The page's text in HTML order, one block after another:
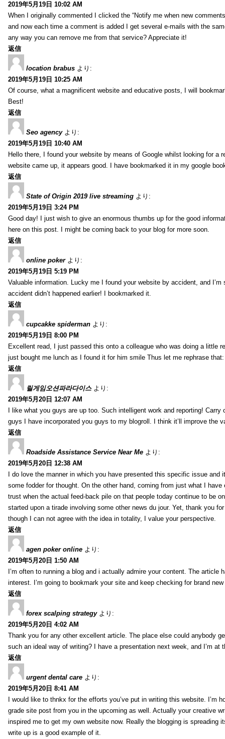
2019年5月19日 10:02 AM
When I originally commented I clicked the “Notify me when new
and now each time a comment is added I get several e-mails with the
any way you can remove me from that service? Appreciate it!
返信
location brabus より:
2019年5月19日 10:25 AM
Of course, what a magnificent website and educative posts, I will
Best!
返信
Seo agency より:
2019年5月19日 10:40 AM
Hello there, I found your website by means of Google whilst looking for a
website came up, it appears good. I have bookmarked it in my google
返信
State of Origin 2019 live streaming より:
2019年5月19日 3:24 PM
Good day! I just wish to give an enormous thumbs up for the good
here on this post. I might be coming back to your blog for more soon.
返信
online poker より:
2019年5月19日 5:19 PM
Valuable information. Lucky me I found your website by accident, and I’m
accident didn’t happened earlier! I bookmarked it.
返信
cupcakke spiderman より:
2019年5月19日 8:00 PM
Excellent read, I just passed this onto a colleague who was doing a little
just bought me lunch as I found it for him smile Thus let me rephrase
返信
릴게임오션파라다이스 より:
2019年5月20日 12:07 AM
I like what you guys are up too. Such intelligent work and reporting! Carry
guys I have incorporated you guys to my blogroll. I think it’ll improve the
返信
Roadside Assistance Service Near Me より:
2019年5月20日 12:38 AM
I do love the manner in which you have presented this specific issue and
some fodder for thought. On the other hand, coming from just what I have
trust when the actual feed-back pile on that people today continue to be
started upon a tirade involving some other news du jour. Yet, thank you
though I can not agree with the idea in totality, I value your perspective.
返信
agen poker online より:
2019年5月20日 1:50 AM
I’m often to running a blog and i actually admire your content. The article
interest. I’m going to bookmark your site and keep checking for brand
返信
forex scalping strategy より:
2019年5月20日 4:02 AM
Thank you for any other excellent article. The place else could anybody
such an ideal way of writing? I have a presentation next week, and I’m at
返信
urgent dental care より:
2019年5月20日 8:41 AM
I would like to thnkx for the efforts you’ve put in writing this website. I’m
grade site post from you in the upcoming as well. Actually your creative
inspired me to get my own website now. Really the blogging is spreading
write up is a good example of it.